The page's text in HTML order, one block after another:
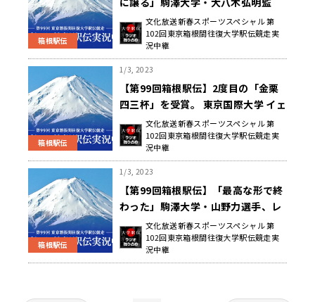
箱根駅伝
督、退任発表後囲みインタビュー
文化放送新春スポーツスペシャル 第
102回東京箱根間往復大学駅伝競走実
況中継
箱根駅伝
1/3, 2023
【第99回箱根駅伝】2度目の「金栗
四三杯」を受賞。 東京国際大学 イェ
ゴン・ヴィンセント選手のコメント
文化放送新春スポーツスペシャル 第
102回東京箱根間往復大学駅伝競走実
況中継
箱根駅伝
1/3, 2023
【第99回箱根駅伝】「最高な形で終
わった」駒澤大学・山野力選手、レ
ース後コメント
文化放送新春スポーツスペシャル 第
102回東京箱根間往復大学駅伝競走実
況中継